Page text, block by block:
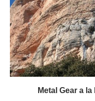
Metal Gear a